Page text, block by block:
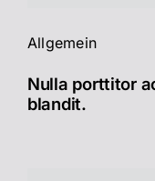
Allgemein
Nulla porttitor
blandit.